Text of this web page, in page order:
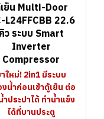
ย็น Multi-Door
L24FFCBB 22.6
คิว ระบบ Smart
Inverter
Compressor
ใหม่! 2in1 มีระบบ
น้ำก่อนเข้าตู้เย็น ต่อ
ำประปาได้ ทำน้ำแข็ง
ได้ที่บานประตู